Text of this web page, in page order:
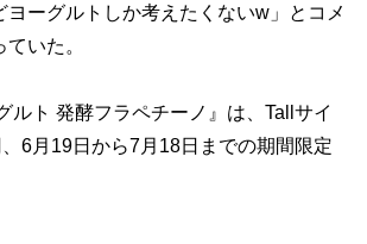
ヨーグルトしか考えたくないw」とコメ
いた。
ト 発酵フラペチーノ』は、Tallサイ
6月19日から7月18日までの期間限定